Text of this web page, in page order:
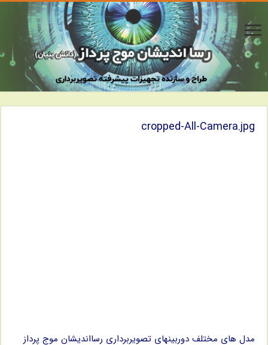
cropped-All-Camera.jpg
مدل های مختلف دوربینهای تصویربرداری رسااندیشان موج پرداز